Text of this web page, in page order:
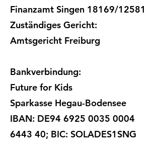
Finanzamt Singen 18169/12581
Zuständiges Gericht:
Amtsgericht Freiburg
Bankverbindung:
Future for Kids
Sparkasse Hegau-Bodensee
IBAN: DE94 6925 0035 0004
6443 40; BIC: SOLADES1SNG